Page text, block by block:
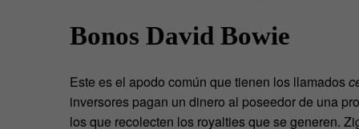
Bonos David Bowie
Este es el apodo común que tienen los llamados
inversores pagan un dinero al poseedor de una
los que recolecten los royalties que se generen.